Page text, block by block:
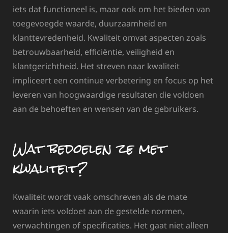
iets dat functioneel is, maar ook om het bieden van
toegevoegde waarde, duurzaamheid en
klanttevredenheid. Kwaliteit omvat aspecten zoals
betrouwbaarheid, efficiëntie, veiligheid en
klantgerichtheid. Het streven naar kwaliteit
impliceert een continue verbetering en focus op het
leveren van hoogwaardige resultaten die voldoen
aan de behoeften en wensen van de gebruikers.
Wat bedoelen ze met
kwaliteit?
Kwaliteit wordt vaak omschreven als de mate
waarin iets voldoet aan de gestelde normen,
verwachtingen of specificaties. Het gaat niet alleen